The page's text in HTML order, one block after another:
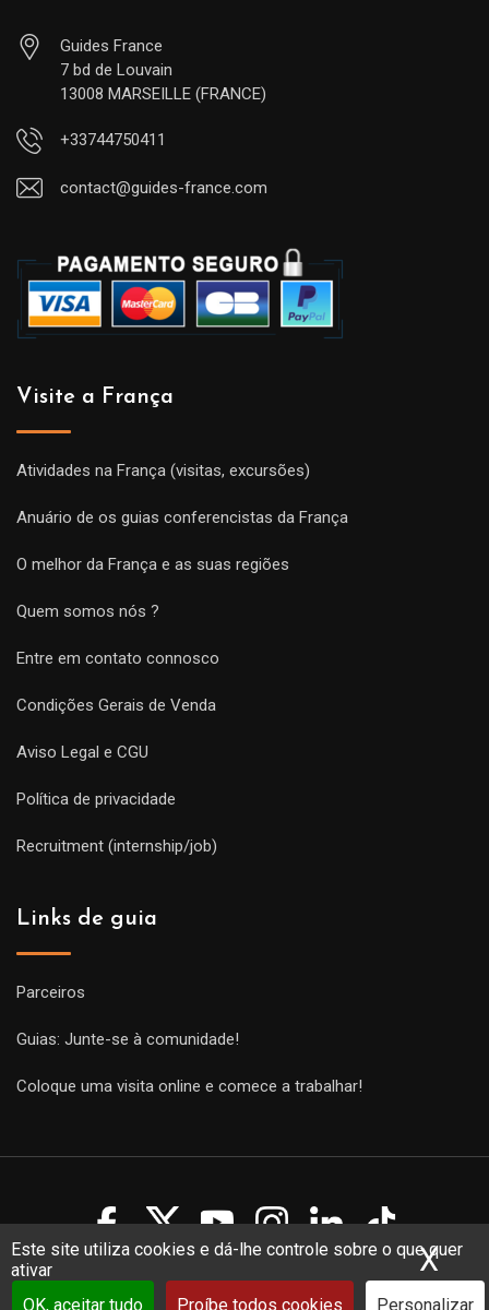
Este site utiliza cookies e dá-lhe controle sobre o que quer
ativar
OK, aceitar tudo
Proíbe todos cookies Personalizar
X
Guides France
7 bd de Louvain
13008 MARSEILLE (FRANCE)
+33744750411
contact@guides-france.com
Visite a França
Atividades na França (visitas, excursões)
Anuário de os guias conferencistas da França
O melhor da França e as suas regiões
Quem somos nós ?
Entre em contato connosco
Condições Gerais de Venda
Aviso Legal e CGU
Política de privacidade
Recruitment (internship/job)
Links de guia
Parceiros
Guias: Junte-se à comunidade!
Coloque uma visita online e comece a trabalhar!
Copyright Guides 2021. Tous droits réservés.
Développement
web sur mesurepar iSoluce